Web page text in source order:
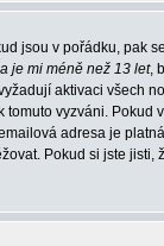
jsou v pořádku, pak
je mi méně než 13 let,
aktivaci všech
vyzváni.
adresa je
Pokud si jste